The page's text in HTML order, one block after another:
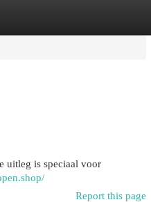
uitleg is speciaal voor
Report this page